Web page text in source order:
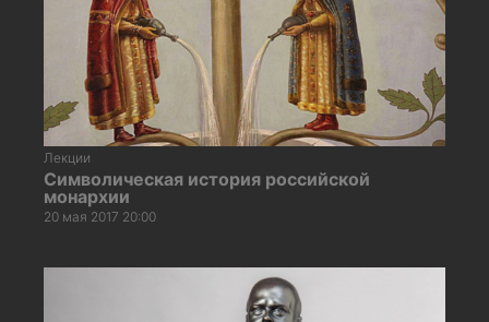
Лекции
Символическая история российской
монархии
20 мая 2017 20:00